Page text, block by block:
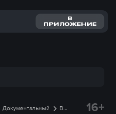
В
ПРИЛОЖЕНИЕ
Документальный
В
16+